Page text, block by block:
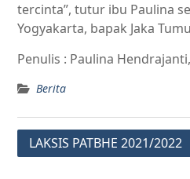
tercinta”, tutur ibu Paulina
Yogyakarta, bapak Jaka
Penulis : Paulina
Berita
LAKSIS PATBHE 2021/2022